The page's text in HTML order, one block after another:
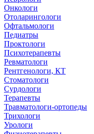
Онкологи
Отоларингологи
Офтальмологи
Педиатры
Проктологи
Психотерапевты
Ревматологи
Рентгенологи, КТ
Стоматологи
Сурдологи
Терапевты
Травматологи-ортопеды
Трихологи
Урологи